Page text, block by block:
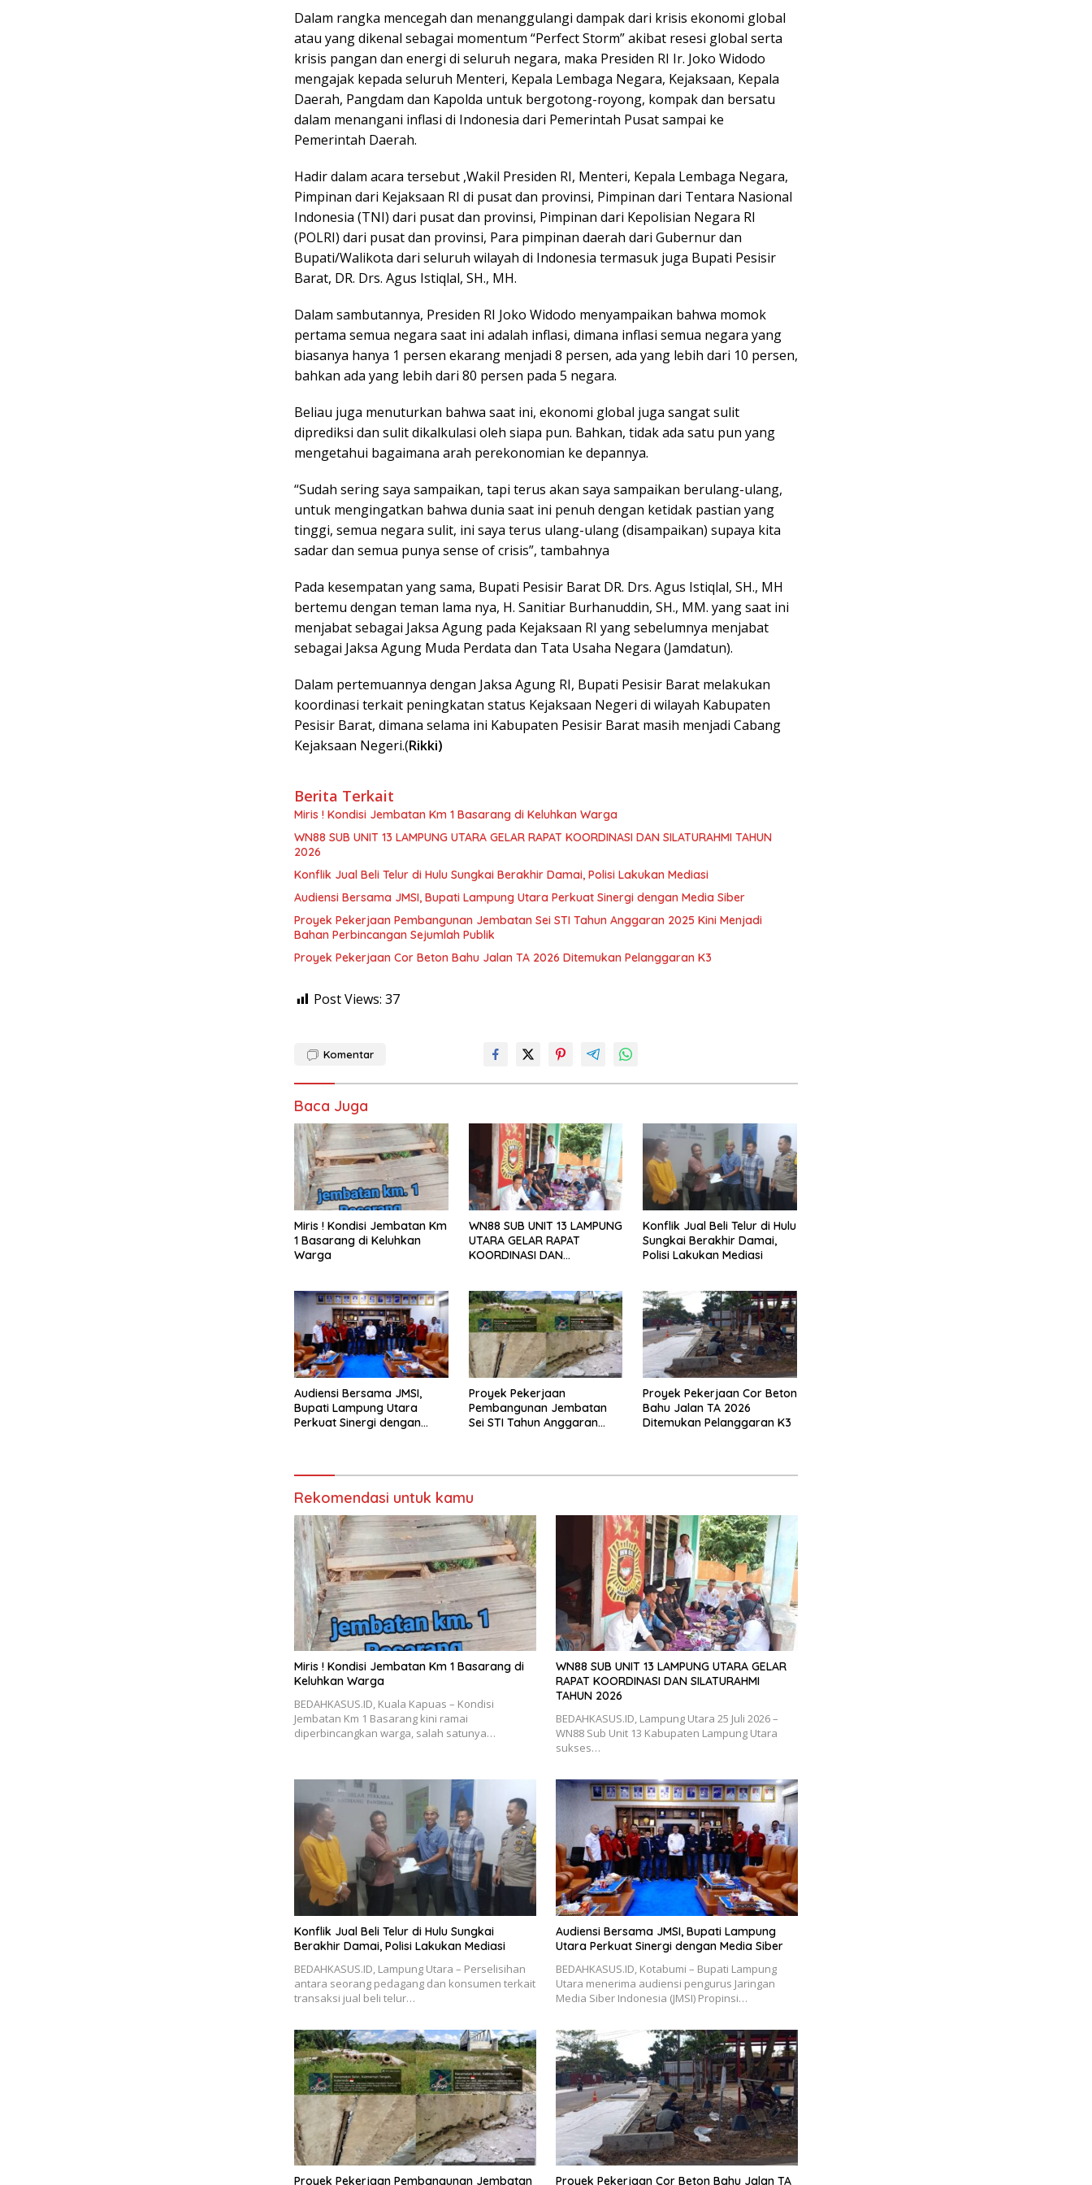
Dalam rangka mencegah dan menanggulangi dampak dari krisis ekonomi global
atau yang dikenal sebagai momentum “Perfect Storm” akibat resesi global serta
krisis pangan dan energi di seluruh negara, maka Presiden RI Ir. Joko Widodo
mengajak kepada seluruh Menteri, Kepala Lembaga Negara, Kejaksaan, Kepala
Daerah, Pangdam dan Kapolda untuk bergotong-royong, kompak dan bersatu
dalam menangani inflasi di Indonesia dari Pemerintah Pusat sampai ke
Pemerintah Daerah.
Hadir dalam acara tersebut ,Wakil Presiden RI, Menteri, Kepala Lembaga Negara,
Pimpinan dari Kejaksaan RI di pusat dan provinsi, Pimpinan dari Tentara Nasional
Indonesia (TNI) dari pusat dan provinsi, Pimpinan dari Kepolisian Negara RI
(POLRI) dari pusat dan provinsi, Para pimpinan daerah dari Gubernur dan
Bupati/Walikota dari seluruh wilayah di Indonesia termasuk juga Bupati Pesisir
Barat, DR. Drs. Agus Istiqlal, SH., MH.
Dalam sambutannya, Presiden RI Joko Widodo menyampaikan bahwa momok
pertama semua negara saat ini adalah inflasi, dimana inflasi semua negara yang
biasanya hanya 1 persen ekarang menjadi 8 persen, ada yang lebih dari 10 persen,
bahkan ada yang lebih dari 80 persen pada 5 negara.
Beliau juga menuturkan bahwa saat ini, ekonomi global juga sangat sulit
diprediksi dan sulit dikalkulasi oleh siapa pun. Bahkan, tidak ada satu pun yang
mengetahui bagaimana arah perekonomian ke depannya.
“Sudah sering saya sampaikan, tapi terus akan saya sampaikan berulang-ulang,
untuk mengingatkan bahwa dunia saat ini penuh dengan ketidak pastian yang
tinggi, semua negara sulit, ini saya terus ulang-ulang (disampaikan) supaya kita
sadar dan semua punya sense of crisis”, tambahnya
Pada kesempatan yang sama, Bupati Pesisir Barat DR. Drs. Agus Istiqlal, SH., MH
bertemu dengan teman lama nya, H. Sanitiar Burhanuddin, SH., MM. yang saat ini
menjabat sebagai Jaksa Agung pada Kejaksaan RI yang sebelumnya menjabat
sebagai Jaksa Agung Muda Perdata dan Tata Usaha Negara (Jamdatun).
Dalam pertemuannya dengan Jaksa Agung RI, Bupati Pesisir Barat melakukan
koordinasi terkait peningkatan status Kejaksaan Negeri di wilayah Kabupaten
Pesisir Barat, dimana selama ini Kabupaten Pesisir Barat masih menjadi Cabang
Kejaksaan Negeri.(Rikki)
Berita Terkait
Miris ! Kondisi Jembatan Km 1 Basarang di Keluhkan Warga
WN88 SUB UNIT 13 LAMPUNG UTARA GELAR RAPAT KOORDINASI DAN SILATURAHMI TAHUN
2026
Konflik Jual Beli Telur di Hulu Sungkai Berakhir Damai, Polisi Lakukan Mediasi
Audiensi Bersama JMSI, Bupati Lampung Utara Perkuat Sinergi dengan Media Siber
Proyek Pekerjaan Pembangunan Jembatan Sei STI Tahun Anggaran 2025 Kini Menjadi
Bahan Perbincangan Sejumlah Publik
Proyek Pekerjaan Cor Beton Bahu Jalan TA 2026 Ditemukan Pelanggaran K3
Post Views: 37
Komentar
Baca Juga
Miris ! Kondisi Jembatan Km
1 Basarang di Keluhkan
Warga
WN88 SUB UNIT 13 LAMPUNG
UTARA GELAR RAPAT
KOORDINASI DAN
Konflik Jual Beli Telur di Hulu
Sungkai Berakhir Damai,
Polisi Lakukan Mediasi
Audiensi Bersama JMSI,
Bupati Lampung Utara
Perkuat Sinergi dengan
Proyek Pekerjaan
Pembangunan Jembatan
Sei STI Tahun Anggaran
Proyek Pekerjaan Cor Beton
Bahu Jalan TA 2026
Ditemukan Pelanggaran K3
Rekomendasi untuk kamu
Miris ! Kondisi Jembatan Km 1 Basarang di
Keluhkan Warga
BEDAHKASUS.ID, Kuala Kapuas – Kondisi
Jembatan Km 1 Basarang kini ramai
diperbincangkan warga, salah satunya…
WN88 SUB UNIT 13 LAMPUNG UTARA GELAR
RAPAT KOORDINASI DAN SILATURAHMI
TAHUN 2026
BEDAHKASUS.ID, Lampung Utara 25 Juli 2026 –
WN88 Sub Unit 13 Kabupaten Lampung Utara
sukses…
Konflik Jual Beli Telur di Hulu Sungkai
Berakhir Damai, Polisi Lakukan Mediasi
BEDAHKASUS.ID, Lampung Utara – Perselisihan
antara seorang pedagang dan konsumen terkait
transaksi jual beli telur…
Audiensi Bersama JMSI, Bupati Lampung
Utara Perkuat Sinergi dengan Media Siber
BEDAHKASUS.ID, Kotabumi – Bupati Lampung
Utara menerima audiensi pengurus Jaringan
Media Siber Indonesia (JMSI) Propinsi…
Proyek Pekerjaan Pembangunan Jembatan Proyek Pekerjaan Cor Beton Bahu Jalan TA